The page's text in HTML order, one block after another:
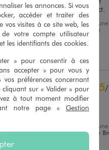
22
2
0
0
0
sympas pour un prix correct.
Avis du28/07/2026 , suite à une
expérience du
13/07/2026
par
Dominique B.
5/
Avis vérifié et récompensé
Très bien
, suite à une
expérience du19/06/2026 par
les annonces. Si vous
accéder et traiter des
vos visites à ce site web, les
votre compte utilisateur
les identifiants des cookies.
» pour consentir à ces
accepter » pour vous y
vos préférences concernant
sur « Valider » pour
à tout moment modifier
notre page « Gestion